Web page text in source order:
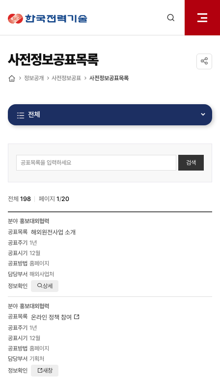
열기
사전정보공표목록
정보공개 사전정보공표 사전정보공표목록
전체
사전정보공표
게시판
검색
전체 198 페이지 1/20
게시판
목록
-
번호,
분야,
공표목록,
공표주기,
담당부서,
정보확인
으로
구성
홍보대외협력
해외원전사업 소개
1년
12월
홈페이지
해외사업처
상세
홍보대외협력
온라인 정책 참여
1년
12월
홈페이지
기획처
새창